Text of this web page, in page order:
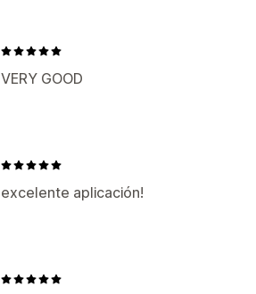
VERY GOOD
excelente aplicación!